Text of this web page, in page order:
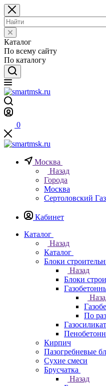
Каталог
По всему сайту
По каталогу
0
Москва
Назад
Города
Москва
Сертоловский
Кабинет
Каталог
Назад
Каталог
Блоки
Назад
Блоки
По
Кирпич
Пазогребневые
Сухие смеси
Брусчатка
Назад